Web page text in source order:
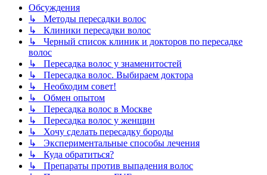
Обсуждения
↳ Методы пересадки волос
↳ Клиники пересадки волос
↳ Черный список клиник и докторов по пересадке
волос
↳ Пересадка волос у знаменитостей
↳ Пересадка волос. Выбираем доктора
↳ Необходим совет!
↳ Обмен опытом
↳ Пересадка волос в Москве
↳ Пересадка волос у женщин
↳ Хочу сделать пересадку бороды
↳ Экспериментальные способы лечения
↳ Куда обратиться?
↳ Препараты против выпадения волос